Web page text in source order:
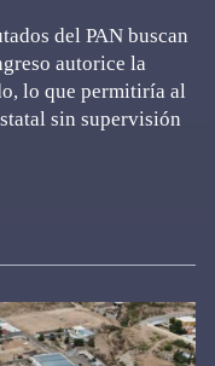
del PAN buscan
autorice la
lo que permitiría al
sin supervisión